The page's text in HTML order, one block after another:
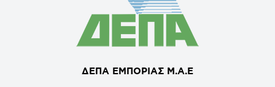
ΔΕΠΑ ΕΜΠΟΡΙΑΣ Μ.Α.Ε